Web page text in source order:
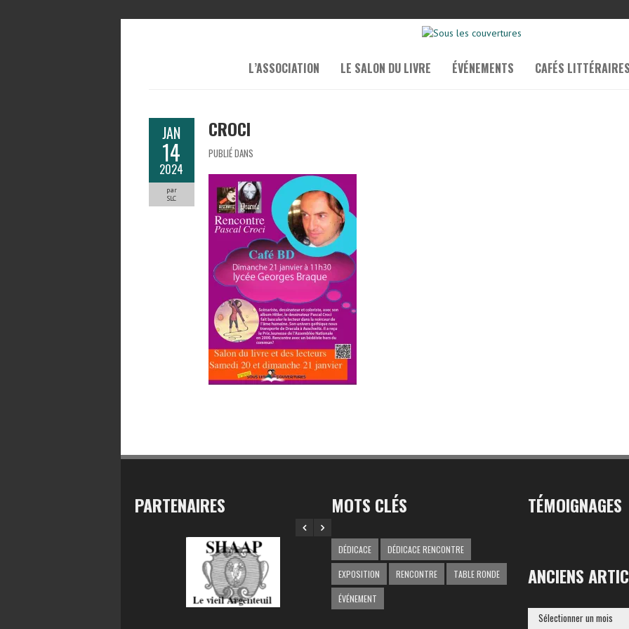
L’ASSOCIATION LE SALON DU LIVRE ÉVÉNEMENTS CAFÉS
JAN
14
2024
par
SLC
CROCI
PUBLIÉ DANS
PARTENAIRES MOTS CLÉS
DÉDICACE DÉDICACE RENCONTRE
EXPOSITION RENCONTRE TABLE RONDE
ÉVÉNEMENT
TÉMOIGNAGES
ANCIENS
ANCIENS